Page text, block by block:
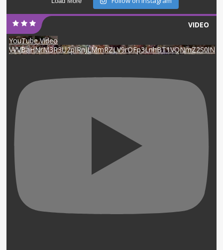
VIDEO
YouTube Video
VVVBaHNrM3R3U2pIRnJLMmRZLV9rOFp3LnhBT1VQNmZ2S0lN